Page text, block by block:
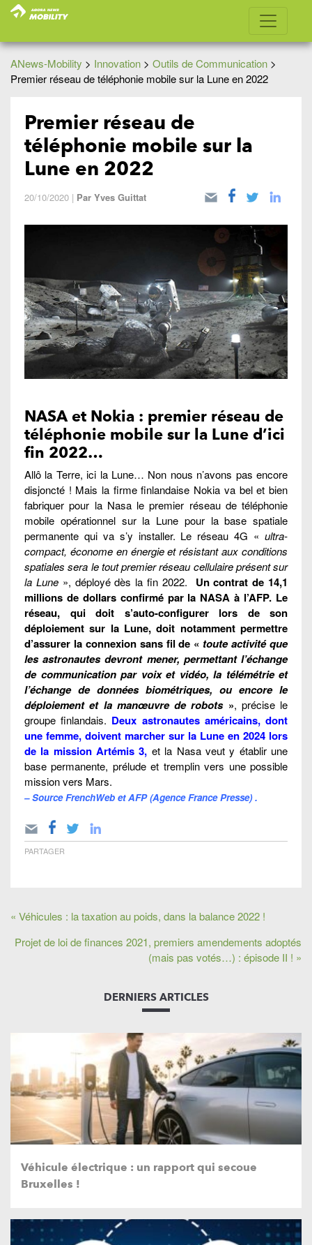
ANews-Mobility > Innovation > Outils de Communication >
Premier réseau de téléphonie mobile sur la Lune en 2022
Premier réseau de
téléphonie mobile sur la
Lune en 2022
20/10/2020 | Par Yves Guittat
NASA et Nokia : premier réseau de
téléphonie mobile sur la Lune d’ici
fin 2022…
Allô la Terre, ici la Lune… Non nous n’avons pas encore
disjoncté ! Mais la firme finlandaise Nokia va bel et bien
fabriquer pour la Nasa le premier réseau de téléphonie
mobile opérationnel sur la Lune pour la base spatiale
permanente qui va s’y installer. Le réseau 4G « ultra-
compact, économe en énergie et résistant aux conditions
spatiales sera le tout premier réseau cellulaire présent sur
la Lune», déployé dès la fin 2022. Un contrat de 14,1
millions de dollars confirmé par la NASA à l’AFP. Le
réseau, qui doit s’auto-configurer lors de son
déploiement sur la Lune, doit notamment permettre
d’assurer la connexion sans fil de « toute activité que
les astronautes devront mener, permettant l’échange
de communication par voix et vidéo, la télémétrie et
l’échange de données biométriques, ou encore le
déploiement et la manœuvre de robots», précise le
groupe finlandais. Deux astronautes américains, dont
une femme, doivent marcher sur la Lune en 2024 lors
de la mission Artémis 3, et la Nasa veut y établir une
base permanente, prélude et tremplin vers une possible
mission vers Mars.
– Source FrenchWeb et AFP (Agence France Presse) .
PARTAGER
« Véhicules : la taxation au poids, dans la balance 2022 !
Projet de loi de finances 2021, premiers amendements adoptés
(mais pas votés…) : épisode II ! »
DERNIERS ARTICLES
Véhicule électrique : un rapport qui secoue
Bruxelles !